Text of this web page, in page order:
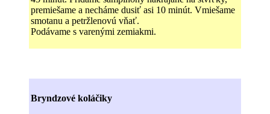
premiešame a necháme dusiť asi 10 minút. Vmiešame
smotanu a petržlenovú vňať.
Podávame s varenými zemiakmi.
Bryndzové koláčiky